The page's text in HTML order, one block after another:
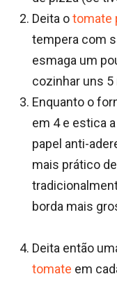
Deita otomate
tempera com
esmaga um
cozinhar uns
Enquanto o
em 4 e estica
papel anti-
mais prático
borda mais
Deita então
tomate em